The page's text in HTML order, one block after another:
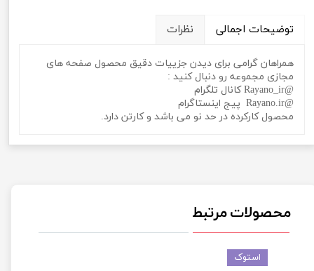
توضیحات اجمالی نظرات
همراهان گرامی برای دیدن جزییات دقیق محصول صفحه های
مجازی مجموعه رو دنبال کنید :
@Rayano_ir کانال تلگرام
@Rayano.ir پیج اینستاگرام
محصول کارکرده در حد نو می باشد و کارتن دارد.
محصولات مرتبط
استوک